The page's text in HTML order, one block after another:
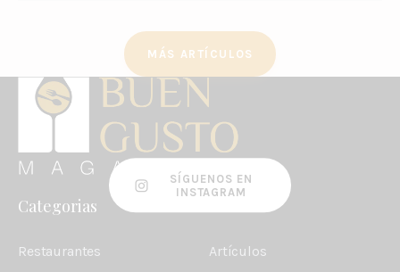
MÁS ARTÍCULOS
SÍGUENOS EN
INSTAGRAM
Categorias
Restaurantes
Artículos